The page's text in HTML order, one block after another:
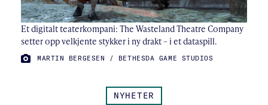
Et digitalt teaterkompani: The Wasteland Theatre Company
setter opp velkjente stykker i ny drakt – i et dataspill.
FOTO:
MARTIN BERGESEN / BETHESDA GAME STUDIOS
NYHETER